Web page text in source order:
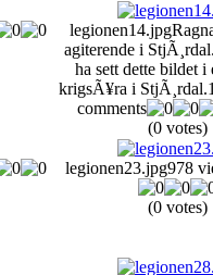
legionen14.jpg
agiterende i
ha sett dette bildet i
krigsÃ¥ra i StjÃ¸rdal.
comments
(0 votes)
legionen23.jpg978
(0 votes)